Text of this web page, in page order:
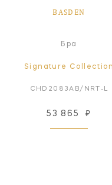
BASDEN
Бра
Signature Collection
CHD2083AB/NRT-L
53 865 ₽